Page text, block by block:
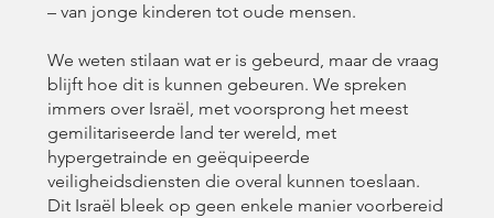
– van jonge kinderen tot oude mensen.
We weten stilaan wat er is gebeurd, maar de vraag
blijft hoe dit is kunnen gebeuren. We spreken
immers over Israël, met voorsprong het meest
gemilitariseerde land ter wereld, met
hypergetrainde en geëquipeerde
veiligheidsdiensten die overal kunnen toeslaan.
Dit Israël bleek op geen enkele manier voorbereid